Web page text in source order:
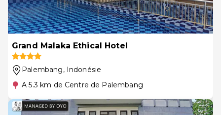
Grand Malaka Ethical Hotel
Palembang, Indonésie
A 5.3 km de Centre de Palembang